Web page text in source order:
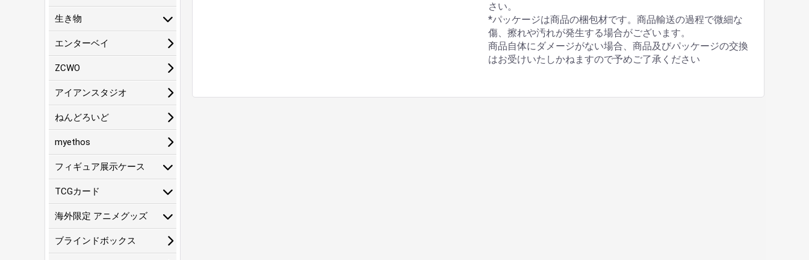
生き物
エンターベイ
ZCWO
アイアンスタジオ
ねんどろいど
myethos
フィギュア展示ケース
TCGカード
海外限定 アニメグッズ
ブラインドボックス
さい。
*パッケージは商品の梱包材です。商品輸送の過程で微細な
傷、擦れや汚れが発生する場合がございます。
商品自体にダメージがない場合、商品及びパッケージの交換
はお受けいたしかねますので予めご了承ください